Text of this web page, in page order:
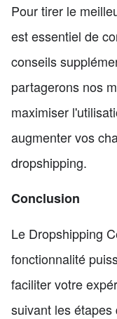
Pour tirer le
est essentiel de
conseils
partagerons nos
maximiser
augmenter vos
dropshipping.
Conclusion
Le Dropshipping
fonctionnalité
faciliter votre
suivant les